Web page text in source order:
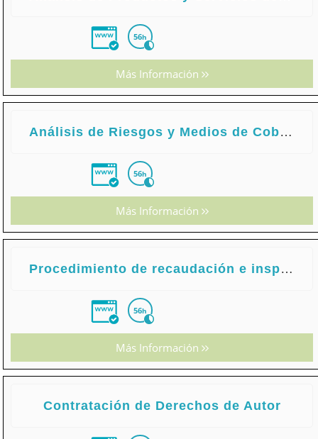
56h
Más Información
Análisis de Riesgos y Medios de Cobertura en las Operaciones de Comercio Internacional
56h
Más Información
Procedimiento de recaudación e inspección de los tributos
56h
Más Información
Contratación de Derechos de Autor